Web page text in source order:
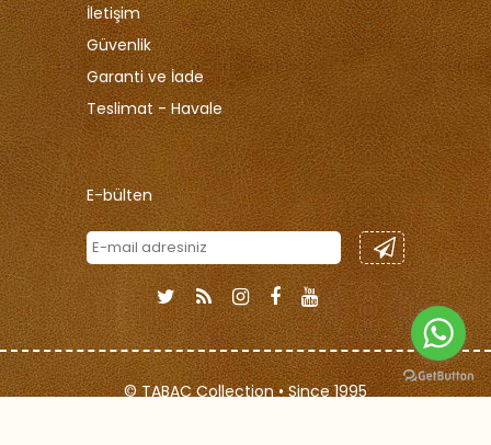
İletişim
Güvenlik
Garanti ve İade
Teslimat - Havale
E-bülten
© TABAC Collection • Since 1995